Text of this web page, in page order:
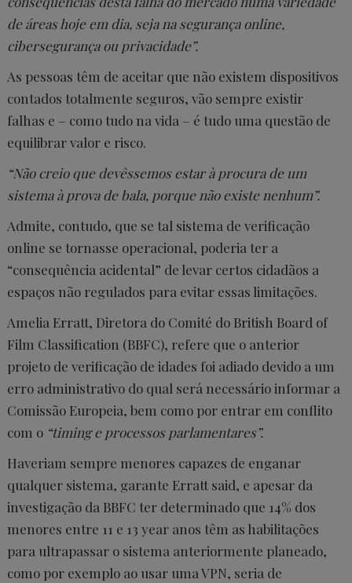
de áreas hoje em dia, seja na segurança online,
cibersegurança ou privacidade”.
As pessoas têm de aceitar que não existem dispositivos
contados totalmente seguros, vão sempre existir
falhas e – como tudo na vida – é tudo uma questão de
equilibrar valor e risco.
“Não creio que devêssemos estar à procura de um
sistema à prova de bala, porque não existe nenhum”.
Admite, contudo, que se tal sistema de verificação
online se tornasse operacional, poderia ter a
“consequência acidental” de levar certos cidadãos a
espaços não regulados para evitar essas limitações.
Amelia Erratt, Diretora do Comité do British Board of
Film Classification (BBFC), refere que o anterior
projeto de verificação de idades foi adiado devido a um
erro administrativo do qual será necessário informar a
Comissão Europeia, bem como por entrar em conflito
com o “timing e processos parlamentares”.
Haveriam sempre menores capazes de enganar
qualquer sistema, garante Erratt said, e apesar da
investigação da BBFC ter determinado que 14% dos
menores entre 11 e 13 year anos têm as habilitações
para ultrapassar o sistema anteriormente planeado,
como por exemplo ao usar uma VPN, seria de